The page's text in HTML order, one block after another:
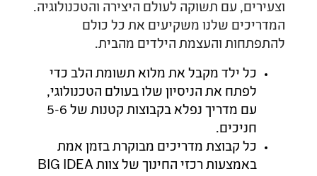
וצעירים, עם תשוקה לעולם היצירה והטכנולוגיה.
המדריכים שלנו משקיעים את כל כולם
להתפתחות והעצמת הילדים מהבית.
כל ילד מקבל את מלוא תשומת הלב כדי
לפתח את הניסיון שלו בעולם הטכנולוגי,
עם מדריך נפלא בקבוצות קטנות של 5-6
חניכים.
כל קבוצת מדריכים מבוקרת בזמן אמת
באמצעות רכזי החינוך של צוות BIG IDEA